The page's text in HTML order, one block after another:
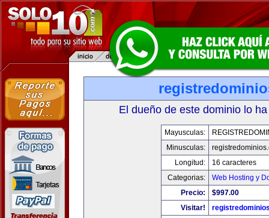
El dueño de este dominio lo
Mayusculas:
Minusculas:
Longitud:
16 caracteres
Categorias:
Web Hosting y
Precio:
$997.00
Visitar!